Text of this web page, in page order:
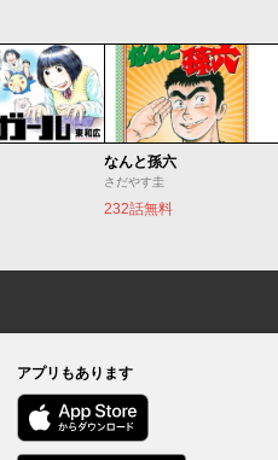
なんと孫六
さだやす圭
232話無料
アプリもあります